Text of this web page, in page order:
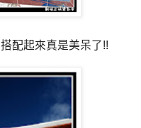
配起來真是美呆了!!